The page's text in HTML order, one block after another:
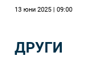
13 юни 2025 | 09:00
ДРУГИ